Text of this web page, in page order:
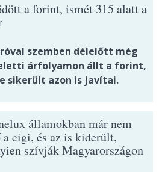
a forint, ismét 315 alatt a
szemben délelőtt még
árfolyamon állt a forint,
sikerült azon is javítai.
államokban már nem
a cigi, és az is kiderült,
szívják Magyarországon